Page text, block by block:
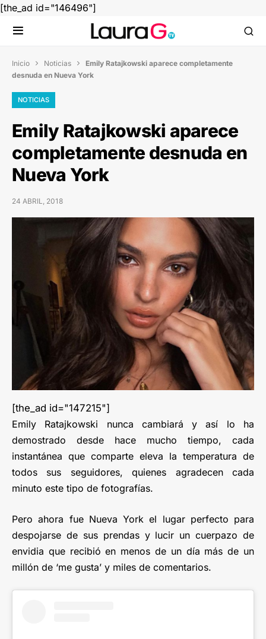
[the_ad id="146496"]
Inicio  Noticias  Emily Ratajkowski aparece completamente
desnuda en Nueva York
NOTICIAS
Emily Ratajkowski aparece
completamente desnuda en
Nueva York
24 ABRIL, 2018
[the_ad id="147215"]
Emily Ratajkowski nunca cambiará y así lo ha
demostrado desde hace mucho tiempo, cada
instantánea que comparte eleva la temperatura de
todos sus seguidores, quienes agradecen cada
minuto este tipo de fotografías.
Pero ahora fue Nueva York el lugar perfecto para
despojarse de sus prendas y lucir un cuerpazo de
envidia que recibió en menos de un día más de un
millón de ‘me gusta’ y miles de comentarios.